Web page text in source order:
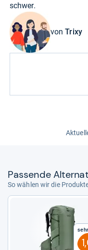
schwer.
vonTrixy
Pas­sende
So wählen wir die